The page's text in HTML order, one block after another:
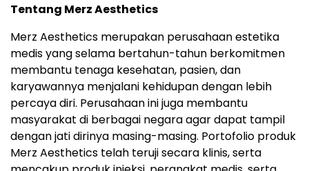
Tentang Merz Aesthetics
Merz Aesthetics merupakan perusahaan estetika
medis yang selama bertahun-tahun berkomitmen
membantu tenaga kesehatan, pasien, dan
karyawannya menjalani kehidupan dengan lebih
percaya diri. Perusahaan ini juga membantu
masyarakat di berbagai negara agar dapat tampil
dengan jati dirinya masing-masing. Portofolio produk
Merz Aesthetics telah teruji secara klinis, serta